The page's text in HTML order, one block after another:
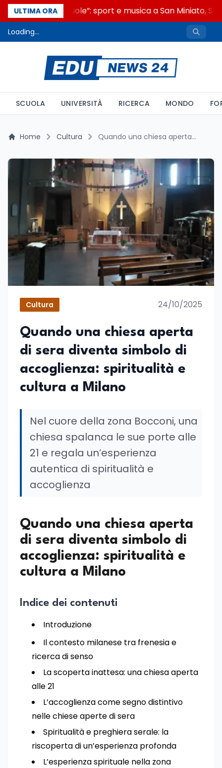
ULTIMA ORA
“Noi siamo le Scuole”: sport e musica a San Miniato,
Loading...
SCUOLA UNIVERSITÀ RICERCA MONDO
Home Cultura Quando una chiesa aperta di sera diventa simbolo di accoglienza: spiritualità e cultura a Milano
Cultura 24/10/2025
Quando una chiesa aperta
di sera diventa simbolo di
accoglienza: spiritualità e
cultura a Milano
Nel cuore della zona Bocconi, una
chiesa spalanca le sue porte alle
21 e regala un’esperienza
autentica di spiritualità e
accoglienza
Quando una chiesa aperta
di sera diventa simbolo di
accoglienza: spiritualità e
cultura a Milano
Indice dei contenuti
Introduzione
Il contesto milanese tra frenesia e
ricerca di senso
La scoperta inattesa: una chiesa aperta
alle 21
L’accoglienza come segno distintivo
nelle chiese aperte di sera
Spiritualità e preghiera serale: la
riscoperta di un’esperienza profonda
L’esperienza spirituale nella zona